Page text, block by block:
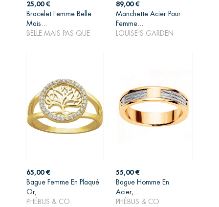
Prix
25,00 €
Bracelet Femme Belle
Mais...
BELLE MAIS PAS QUE
AJOUTER AU
Prix
89,00 €
Manchette Acier Pour
Femme...
LOUISE'S GARDEN
AJOUTER AU
Prix
65,00 €
Bague Femme En Plaqué
Or,...
PHÉBUS & CO
AJOUTER AU
Prix
55,00 €
Bague Homme En
Acier,...
PHÉBUS & CO
AJOUTER AU